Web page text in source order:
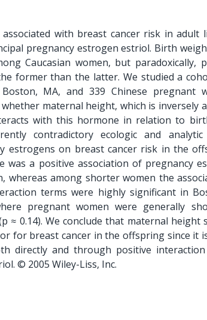
with breast cancer risk in adult
pregnancy estrogen estriol. Birth
Caucasian women, but paradoxically,
former than the latter. We studied a
MA, and 339 Chinese pregnant
maternal height, which is inversely
with this hormone in relation to
contradictory ecologic and analytic
estrogens on breast cancer risk in the
was a positive association of pregnancy
whereas among shorter women the
terms were highly significant in
pregnant women were generally
≈ 0.14). We conclude that maternal height
for breast cancer in the offspring since it
directly and through positive
© 2005 Wiley-Liss, Inc.